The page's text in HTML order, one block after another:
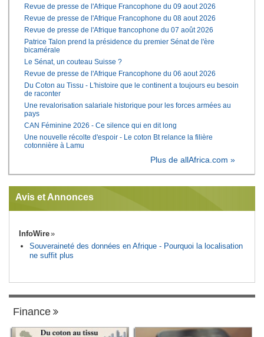
Revue de presse de l'Afrique Francophone du 09 aout 2026
Revue de presse de l'Afrique Francophone du 08 aout 2026
Revue de presse de l'Afrique francophone du 07 août 2026
Patrice Talon prend la présidence du premier Sénat de l'ère
bicamérale
Le Sénat, un couteau Suisse ?
Revue de presse de l'Afrique Francophone du 06 aout 2026
Du Coton au Tissu - L'histoire que le continent a toujours eu besoin
de raconter
Une revalorisation salariale historique pour les forces armées au
pays
CAN Féminine 2026 - Ce silence qui en dit long
Une nouvelle récolte d'espoir - Le coton Bt relance la filière
cotonnière à Lamu
Plus de allAfrica.com »
Avis et Annonces
InfoWire
Souveraineté des données en Afrique - Pourquoi la localisation
ne suffit plus
Finance